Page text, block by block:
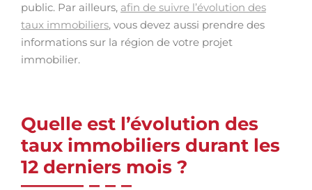
public. Par ailleurs, afin de suivre l’évolution des
taux immobiliers, vous devez aussi prendre des
informations sur la région de votre projet
immobilier.
Quelle est l’évolution des
taux immobiliers durant les
12 derniers mois ?